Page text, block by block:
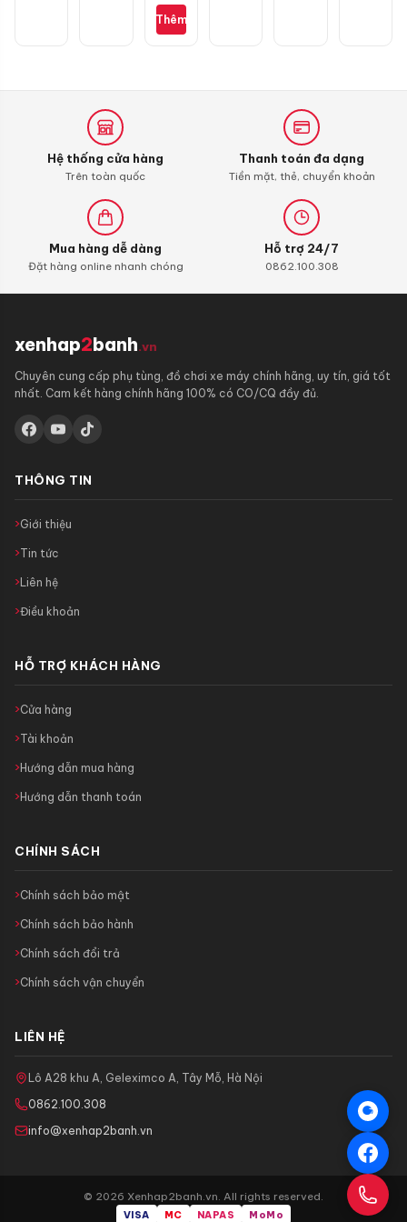
S110,
RSX
con)
Thêm
Hệ thống cửa hàng
Trên toàn quốc
Thanh toán đa dạng
Tiền mặt, thẻ, chuyển khoản
Mua hàng dễ dàng
Đặt hàng online nhanh chóng
Hỗ trợ 24/7
0862.100.308
xenhap2banh.vn
Chuyên cung cấp phụ tùng, đồ chơi xe máy chính hãng, uy tín, giá tốt
nhất. Cam kết hàng chính hãng 100% có CO/CQ đầy đủ.
THÔNG TIN
Giới thiệu
Tin tức
Liên hệ
Điều khoản
HỖ TRỢ KHÁCH HÀNG
Cửa hàng
Tài khoản
Hướng dẫn mua hàng
Hướng dẫn thanh toán
CHÍNH SÁCH
Chính sách bảo mật
Chính sách bảo hành
Chính sách đổi trả
Chính sách vận chuyển
LIÊN HỆ
Lô A28 khu A, Geleximco A, Tây Mỗ, Hà Nội
0862.100.308
info@xenhap2banh.vn
© 2026 Xenhap2banh.vn. All rights reserved.
VISA MC NAPAS MoMo